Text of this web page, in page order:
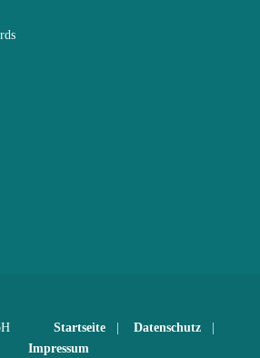
Startseite Datenschutz
Impressum